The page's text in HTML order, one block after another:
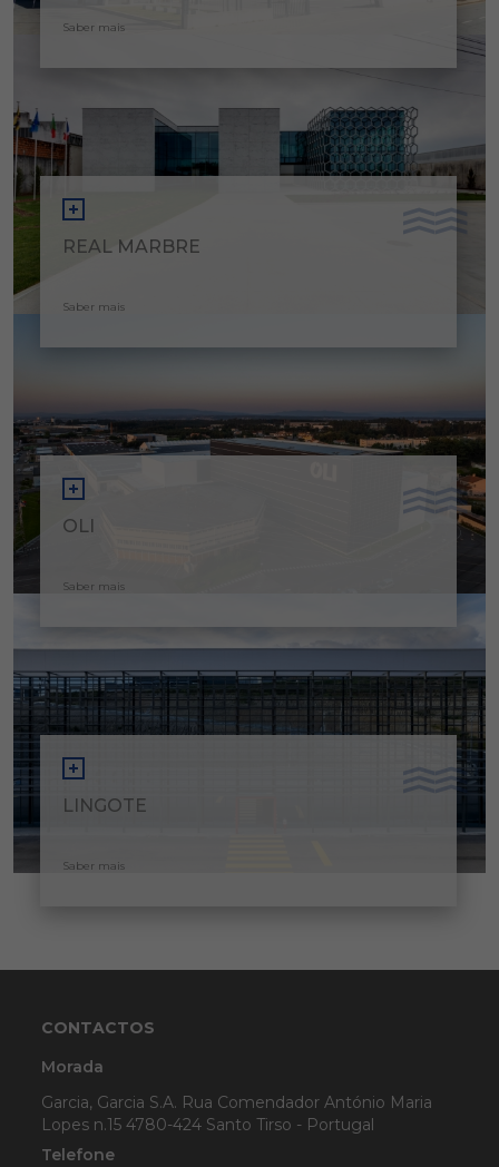
Saber mais
REAL MARBRE
Saber mais
OLI
Saber mais
LINGOTE
Saber mais
CONTACTOS
Morada
Garcia, Garcia S.A. Rua Comendador António Maria
Lopes n.15 4780-424 Santo Tirso - Portugal
Telefone